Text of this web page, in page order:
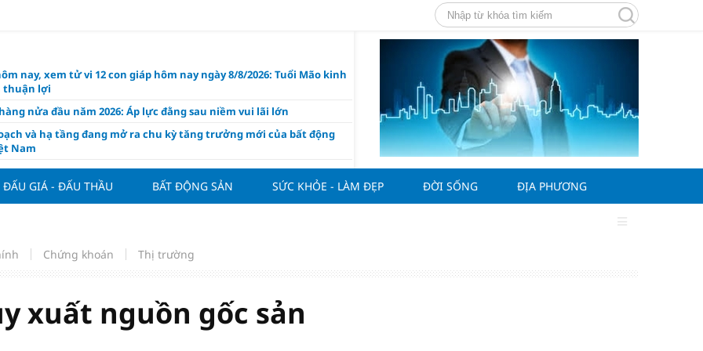
nay, xem tử vi 12 con giáp hôm nay ngày 8/8/2026: Tuổi Mão kinh
thuận lợi
nửa đầu năm 2026: Áp lực đằng sau niềm vui lãi lớn
và hạ tầng đang mở ra chu kỳ tăng trưởng mới của bất động
Nam
giảm 30% thuế cho hộ, cá nhân kinh doanh, doanh nghiệp thu
tỷ đồng
hôm nay 7/8: Thị trường lặng sóng
trẻ quốc tế xem Phú Quốc là “thiên đường lập nghiệp”
vụ Rodri mở đường cho Man Utd sở hữu tiền vệ báu vật của
thức đối với tham vọng công nghệ của Đông Nam Á
ĐẤU GIÁ - ĐẤU THẦU BẤT ĐỘNG SẢN SỨC KHỎE - LÀM ĐẸP ĐỜI SỐNG ĐỊA PHƯƠNG
Chứng khoán Thị trường
xuất nguồn gốc sản